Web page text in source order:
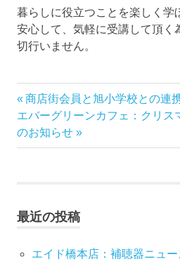
暮らしに役立つことを楽しく学
安心して、気軽に受講して頂く
切行いません。
投
稿
ゲ
ー
前
の
記
事:
商店街会員と旭小学校との連
次
の
記
エバーグリーンカフェ：クリス
のお知らせ
最近の投稿
エイド橋本店：補聴器ニュー